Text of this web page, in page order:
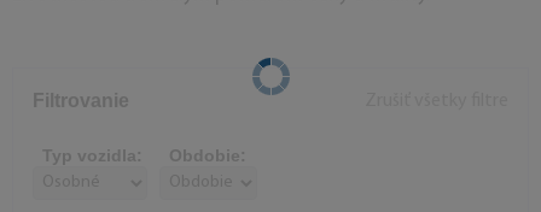
Filtrovanie
Typ vozidla: Obdobie: